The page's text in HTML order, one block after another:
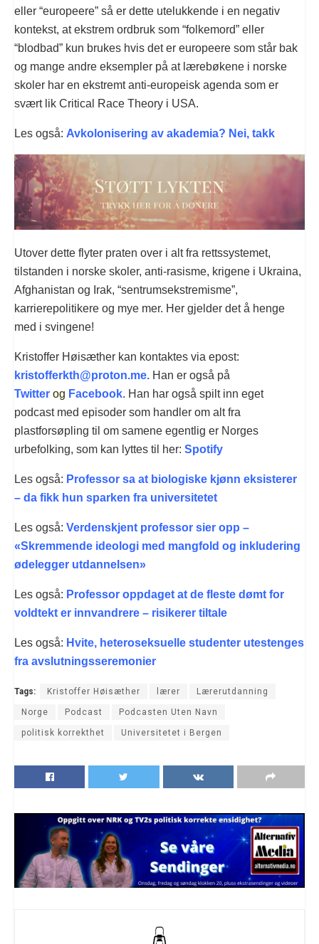
eller “europeere” så er dette utelukkende i en negativ
kontekst, at ekstrem ordbruk som “folkemord” eller
“blodbad” kun brukes hvis det er europeere som står bak
og mange andre eksempler på at lærebøkene i norske
skoler har en ekstremt anti-europeisk agenda som er
svært lik Critical Race Theory i USA.
Les også: Avkolonisering av akademia? Nei, takk
Utover dette flyter praten over i alt fra rettssystemet,
tilstanden i norske skoler, anti-rasisme, krigene i Ukraina,
Afghanistan og Irak, “sentrumsekstremisme”,
karrierepolitikere og mye mer. Her gjelder det å henge
med i svingene!
Kristoffer Høisæther kan kontaktes via epost:
kristofferkth@proton.me. Han er også på
Twitter og Facebook. Han har også spilt inn eget
podcast med episoder som handler om alt fra
plastforsøpling til om samene egentlig er Norges
urbefolking, som kan lyttes til her: Spotify
Les også: Professor sa at biologiske kjønn eksisterer
– da fikk hun sparken fra universitetet
Les også: Verdenskjent professor sier opp –
«Skremmende ideologi med mangfold og inkludering
ødelegger utdannelsen»
Les også: Professor oppdaget at de fleste dømt for
voldtekt er innvandrere – risikerer tiltale
Les også: Hvite, heteroseksuelle studenter utestenges
fra avslutningsseremonier
Tags: Kristoffer Høisæther lærer Lærerutdanning
Norge Podcast Podcasten Uten Navn
politisk korrekthet Universitetet i Bergen